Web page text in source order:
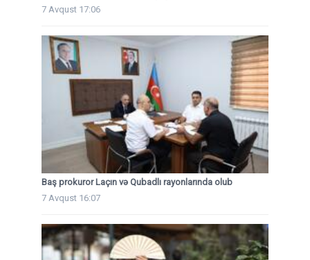
7 Avqust 17:06
Baş prokuror Laçın və Qubadlı rayonlarında olub
7 Avqust 16:07